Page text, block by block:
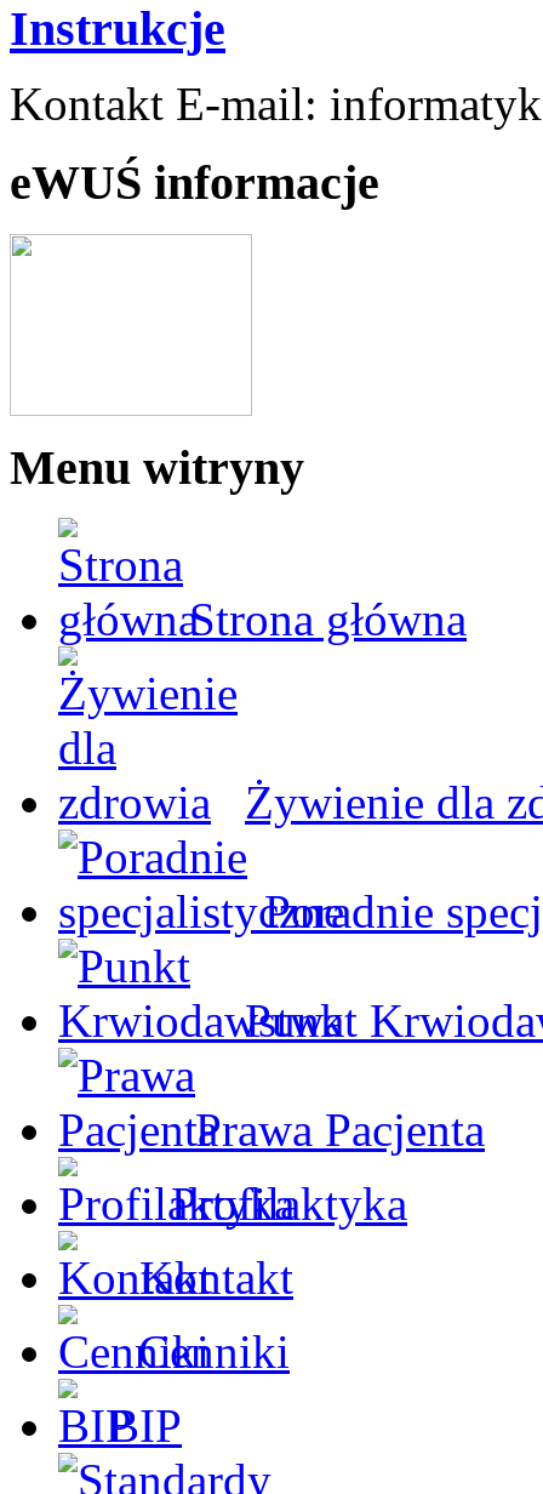
Instrukcje
Kontakt E-mail:
eWUŚ informacje
Menu witryny
Strona główna
Żywienie dla
Poradnie
Punkt
Prawa Pacjenta
Profilaktyka
Kontakt
Cenniki
BIP